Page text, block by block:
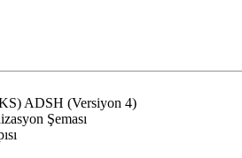
ADSH (Versiyon 4)
Şeması